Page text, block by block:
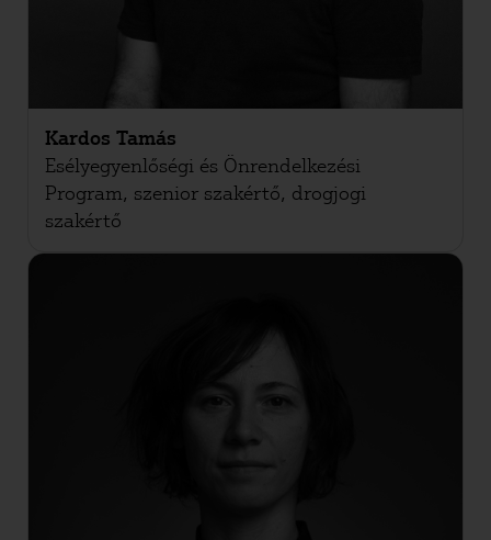
Kardos Tamás
Esélyegyenlőségi és Önrendelkezési
Program, szenior szakértő, drogjogi
szakértő